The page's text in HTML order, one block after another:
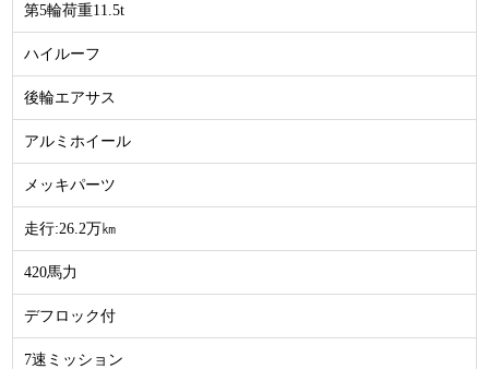
第5輪荷重11.5t
ハイルーフ
後輪エアサス
アルミホイール
メッキパーツ
走行:26.2万㎞
420馬力
デフロック付
7速ミッション